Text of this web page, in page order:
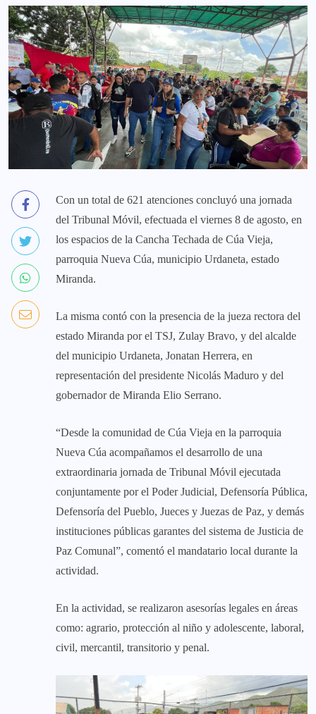
Con un total de 621 atenciones concluyó una jornada
del Tribunal Móvil, efectuada el viernes 8 de agosto, en
los espacios de la Cancha Techada de Cúa Vieja,
parroquia Nueva Cúa, municipio Urdaneta, estado
Miranda.
La misma contó con la presencia de la jueza rectora del
estado Miranda por el TSJ, Zulay Bravo, y del alcalde
del municipio Urdaneta, Jonatan Herrera, en
representación del presidente Nicolás Maduro y del
gobernador de Miranda Elio Serrano.
“Desde la comunidad de Cúa Vieja en la parroquia
Nueva Cúa acompañamos el desarrollo de una
extraordinaria jornada de Tribunal Móvil ejecutada
conjuntamente por el Poder Judicial, Defensoría Pública,
Defensoría del Pueblo, Jueces y Juezas de Paz, y demás
instituciones públicas garantes del sistema de Justicia de
Paz Comunal”, comentó el mandatario local durante la
actividad.
En la actividad, se realizaron asesorías legales en áreas
como: agrario, protección al niño y adolescente, laboral,
civil, mercantil, transitorio y penal.